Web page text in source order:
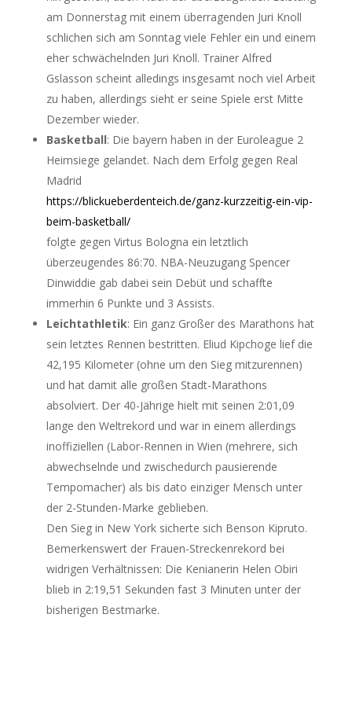
am Donnerstag mit einem überragenden Juri Knoll
schlichen sich am Sonntag viele Fehler ein und einem
eher schwächelnden Juri Knoll. Trainer Alfred
Gslasson scheint alledings insgesamt noch viel Arbeit
zu haben, allerdings sieht er seine Spiele erst Mitte
Dezember wieder.
Basketball: Die bayern haben in der Euroleague 2
Heimsiege gelandet. Nach dem Erfolg gegen Real
Madrid
https://blickueberdenteich.de/ganz-kurzzeitig-ein-vip-
beim-basketball/
folgte gegen Virtus Bologna ein letztlich
überzeugendes 86:70. NBA-Neuzugang Spencer
Dinwiddie gab dabei sein Debüt und schaffte
immerhin 6 Punkte und 3 Assists.
Leichtathletik: Ein ganz Großer des Marathons hat
sein letztes Rennen bestritten. Eliud Kipchoge lief die
42,195 Kilometer (ohne um den Sieg mitzurennen)
und hat damit alle großen Stadt-Marathons
absolviert. Der 40-Jährige hielt mit seinen 2:01,09
lange den Weltrekord und war in einem allerdings
inoffiziellen (Labor-Rennen in Wien (mehrere, sich
abwechselnde und zwischedurch pausierende
Tempomacher) als bis dato einziger Mensch unter
der 2-Stunden-Marke geblieben.
Den Sieg in New York sicherte sich Benson Kipruto.
Bemerkenswert der Frauen-Streckenrekord bei
widrigen Verhältnissen: Die Kenianerin Helen Obiri
blieb in 2:19,51 Sekunden fast 3 Minuten unter der
bisherigen Bestmarke.